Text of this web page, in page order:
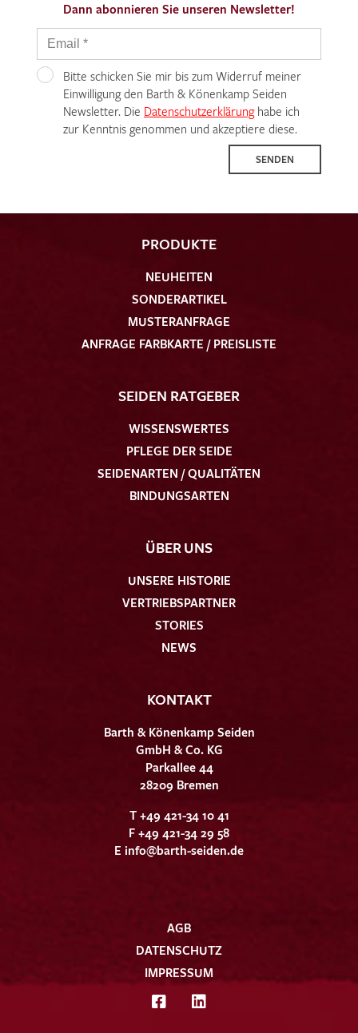
Dann abonnieren Sie unseren Newsletter!
Bitte schicken Sie mir bis zum Widerruf meiner
Einwilligung den Barth & Könenkamp Seiden
Newsletter. Die Datenschutzerklärunghabe ich
zur Kenntnis genommen und akzeptiere diese.
SENDEN
PRODUKTE
NEUHEITEN
SONDERARTIKEL
MUSTERANFRAGE
ANFRAGE FARBKARTE / PREISLISTE
SEIDEN RATGEBER
WISSENSWERTES
PFLEGE DER SEIDE
SEIDENARTEN / QUALITÄTEN
BINDUNGSARTEN
ÜBER UNS
UNSERE HISTORIE
VERTRIEBSPARTNER
STORIES
NEWS
KONTAKT
Barth & Könenkamp Seiden
GmbH & Co. KG
Parkallee 44
28209 Bremen
T +49 421-34 10 41
F +49 421-34 29 58
E info@barth-seiden.de
AGB
DATENSCHUTZ
IMPRESSUM